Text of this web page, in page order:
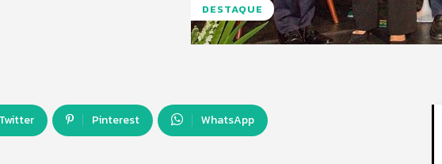
DESTAQUE
Twitter Pinterest WhatsApp